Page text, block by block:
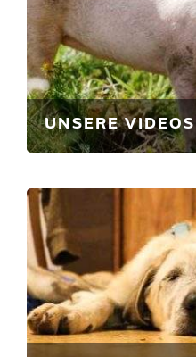
UNSERE VIDEOS